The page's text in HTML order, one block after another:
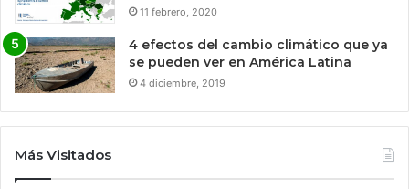
11 febrero, 2020
4 efectos del cambio climático que ya
se pueden ver en América Latina
4 diciembre, 2019
Más Visitados